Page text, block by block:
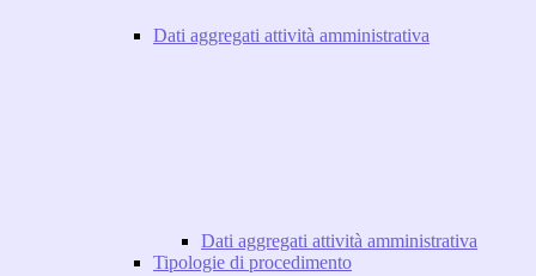
Dati aggregati attività amministrativa
Dati aggregati attività amministrativa
Tipologie di procedimento